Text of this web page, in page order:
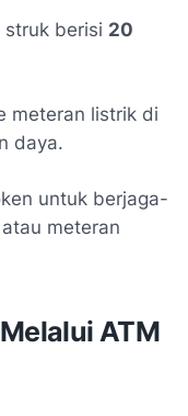
struk berisi 20
meteran listrik di
daya.
untuk berjaga-
meteran
ATM